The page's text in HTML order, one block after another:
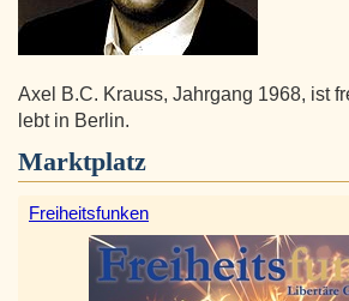
Axel B.C. Krauss, Jahrgang 1968, ist
lebt in Berlin.
Marktplatz
Freiheitsfunken